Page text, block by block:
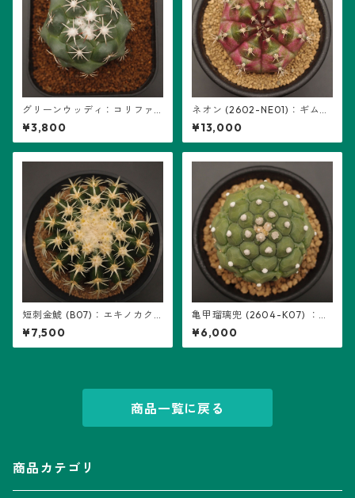
グリーンウッディ：コリファ
ンタ属 (B14)
¥3,800
ネオン (2602-NE01)：ギムノ
カリキウム属 ※実生
¥13,000
短刺金鯱 (B07)：エキノカク
タス属 ※実生
¥7,500
亀甲瑠璃兜 (2604-K07) ：ア
ストロフィツム属 ※実生
¥6,000
商品一覧に戻る
商品カテゴリ